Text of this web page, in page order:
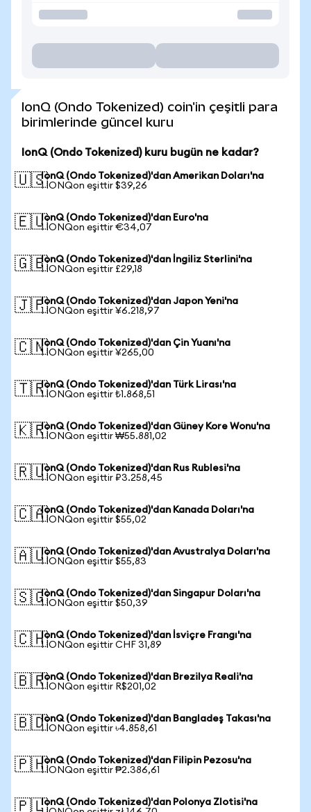
IonQ (Ondo Tokenized) coin'in çeşitli para
birimlerinde güncel kuru
IonQ (Ondo Tokenized) kuru bugün ne kadar?
🇺🇸IonQ (Ondo Tokenized)'dan Amerikan Doları'na
1 IONQon eşittir $39,26
🇪🇺IonQ (Ondo Tokenized)'dan Euro'na
1 IONQon eşittir €34,07
🇬🇧IonQ (Ondo Tokenized)'dan İngiliz Sterlini'na
1 IONQon eşittir £29,18
🇯🇵IonQ (Ondo Tokenized)'dan Japon Yeni'na
1 IONQon eşittir ¥6.218,97
🇨🇳IonQ (Ondo Tokenized)'dan Çin Yuanı'na
1 IONQon eşittir ¥265,00
🇹🇷IonQ (Ondo Tokenized)'dan Türk Lirası'na
1 IONQon eşittir ₺1.868,51
🇰🇷IonQ (Ondo Tokenized)'dan Güney Kore Wonu'na
1 IONQon eşittir ₩55.881,02
🇷🇺IonQ (Ondo Tokenized)'dan Rus Rublesi'na
1 IONQon eşittir ₽3.258,45
🇨🇦IonQ (Ondo Tokenized)'dan Kanada Doları'na
1 IONQon eşittir $55,02
🇦🇺IonQ (Ondo Tokenized)'dan Avustralya Doları'na
1 IONQon eşittir $55,83
🇸🇬IonQ (Ondo Tokenized)'dan Singapur Doları'na
1 IONQon eşittir $50,39
🇨🇭IonQ (Ondo Tokenized)'dan İsviçre Frangı'na
1 IONQon eşittir CHF 31,89
🇧🇷IonQ (Ondo Tokenized)'dan Brezilya Reali'na
1 IONQon eşittir R$201,02
🇧🇩IonQ (Ondo Tokenized)'dan Bangladeş Takası'na
1 IONQon eşittir ৳4.858,61
🇵🇭IonQ (Ondo Tokenized)'dan Filipin Pezosu'na
1 IONQon eşittir ₱2.386,61
🇵🇱IonQ (Ondo Tokenized)'dan Polonya Zlotisi'na